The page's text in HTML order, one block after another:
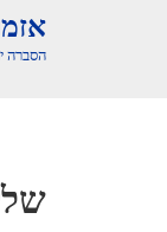
הסברה